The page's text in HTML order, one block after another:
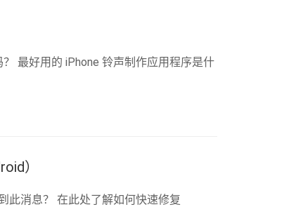
最好用的 iPhone 铃声制作应用程序是什
）
此消息？ 在此处了解如何快速修复